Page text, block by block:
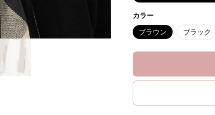
カラー
ブラウン ブラック